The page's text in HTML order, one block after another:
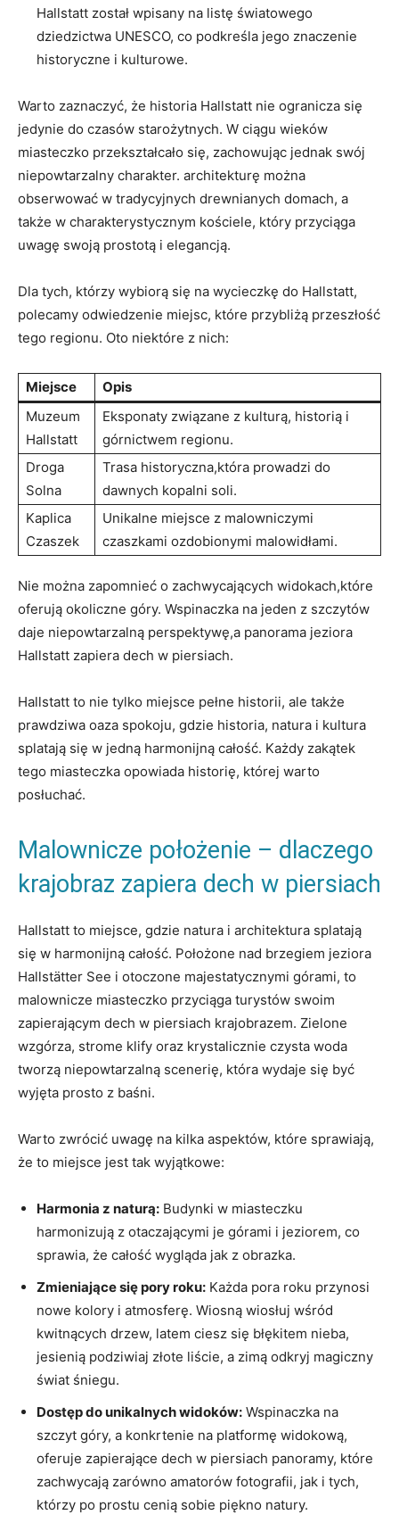
Hallstatt został wpisany na listę⁤ światowego
dziedzictwa UNESCO, co podkreśla ⁢jego znaczenie
historyczne⁢ i kulturowe.
Warto zaznaczyć, że historia Hallstatt nie ogranicza się
jedynie do czasów starożytnych. W ciągu wieków
miasteczko przekształcało się, zachowując⁤ jednak ⁢swój
niepowtarzalny charakter. architekturę można​
obserwować w​ tradycyjnych drewnianych domach, a
także ‌w charakterystycznym kościele, który przyciąga
uwagę swoją prostotą i elegancją.
Dla tych, którzy wybiorą się na wycieczkę do Hallstatt,
polecamy odwiedzenie miejsc, które przybliżą przeszłość
tego regionu. Oto niektóre z nich:
Miejsce
Opis
Muzeum
Hallstatt
Eksponaty związane z kulturą,⁢ historią i
górnictwem regionu.
Droga
Solna
Trasa​ historyczna,która prowadzi⁢ do
dawnych kopalni soli.
Kaplica
Czaszek
Unikalne miejsce z malowniczymi
czaszkami ozdobionymi malowidłami.
Nie można zapomnieć o zachwycających widokach,które
oferują ⁢okoliczne góry. Wspinaczka na jeden z szczytów
daje niepowtarzalną perspektywę,a panorama jeziora
Hallstatt zapiera dech w piersiach.
Hallstatt to nie tylko miejsce pełne historii, ale także⁣
prawdziwa oaza ⁢spokoju, gdzie historia, natura i kultura
splatają się w jedną harmonijną całość. Każdy zakątek
tego miasteczka opowiada historię, której warto
posłuchać.
Malownicze położenie⁣ – dlaczego
krajobraz zapiera ⁣dech w piersiach
Hallstatt to miejsce, gdzie natura i architektura splatają
się w harmonijną całość. Położone nad brzegiem⁢ jeziora
Hallstätter See i otoczone majestatycznymi górami, to
malownicze miasteczko przyciąga turystów ​swoim
zapierającym ‌dech w piersiach krajobrazem. Zielone
wzgórza, strome klify oraz krystalicznie​ czysta woda
tworzą niepowtarzalną⁤ scenerię, która wydaje się być
wyjęta prosto z baśni.
Warto zwrócić uwagę na kilka aspektów, które⁣ sprawiają,
że to miejsce ​jest ⁤tak wyjątkowe:
Harmonia z naturą: Budynki w miasteczku
harmonizują z otaczającymi je górami i jeziorem, co
sprawia, że całość wygląda jak z obrazka.
Zmieniające się pory roku: Każda pora roku przynosi
⁢nowe kolory i atmosferę. Wiosną ‍wiosłuj wśród
kwitnących drzew, latem ciesz się błękitem nieba,
jesienią ​podziwiaj złote liście, ⁤a ‌zimą odkryj magiczny
świat śniegu.
Dostęp do ​unikalnych ⁣widoków: Wspinaczka na
szczyt ‍góry, a konkrtenie na platformę widokową,⁤
oferuje zapierające dech w piersiach panoramy, które⁢
zachwycają⁢ zarówno amatorów‌ fotografii,‌ jak i tych,
którzy⁢ po prostu cenią sobie piękno natury.